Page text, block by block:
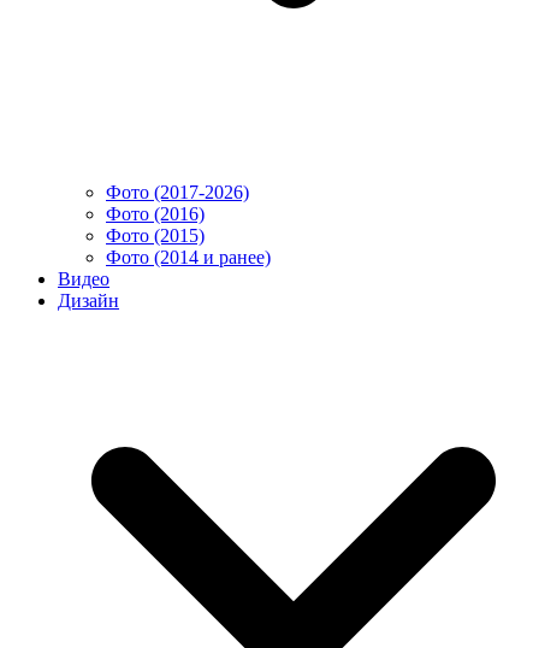
Фото (2017-2026)
Фото (2016)
Фото (2015)
Фото (2014 и ранее)
Видео
Дизайн